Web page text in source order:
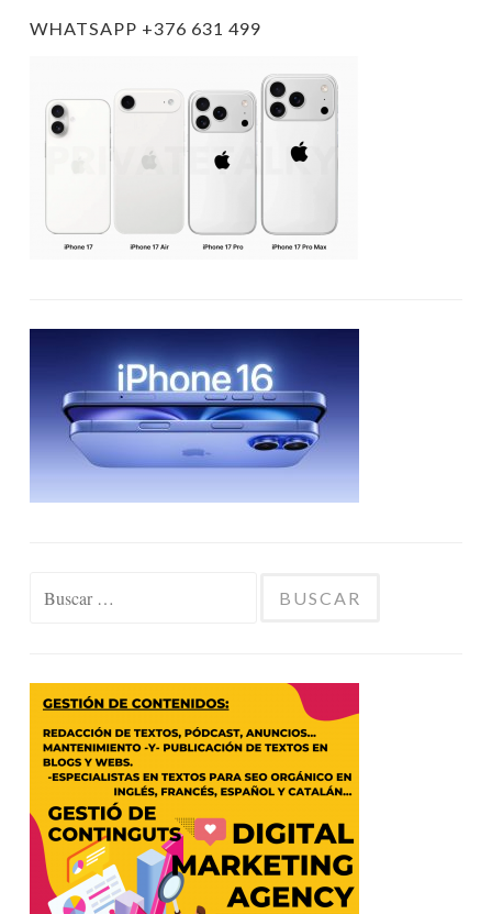
WHATSAPP +376 631 499